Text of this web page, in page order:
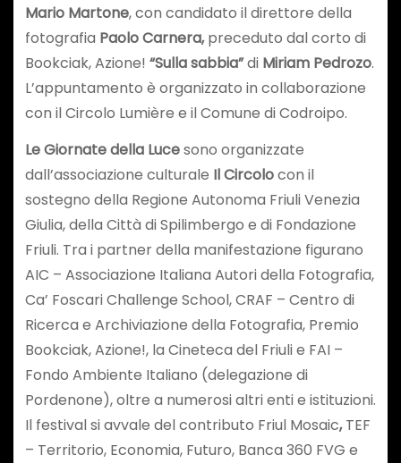
Mario Martone, con candidato il direttore della
fotografia Paolo Carnera,preceduto dal corto di
Bookciak, Azione! “Sulla sabbia”di Miriam Pedrozo.
L’appuntamento è organizzato in collaborazione
con il Circolo Lumière e il Comune di Codroipo.
Le Giornate della Lucesono organizzate
dall’associazione culturale Il Circolocon il
sostegno della Regione Autonoma Friuli Venezia
Giulia, della Città di Spilimbergo e di Fondazione
Friuli. Tra i partner della manifestazione figurano
AIC – Associazione Italiana Autori della Fotografia,
Ca’ Foscari Challenge School, CRAF – Centro di
Ricerca e Archiviazione della Fotografia, Premio
Bookciak, Azione!, la Cineteca del Friuli e FAI –
Fondo Ambiente Italiano (delegazione di
Pordenone), oltre a numerosi altri enti e istituzioni.
Il festival si avvale del contributo Friul Mosaic,TEF
– Territorio, Economia, Futuro, Banca 360 FVG e